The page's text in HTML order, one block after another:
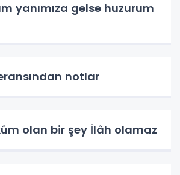
yanımıza gelse huzurum
notlar
olan bir şey İlâh olamaz